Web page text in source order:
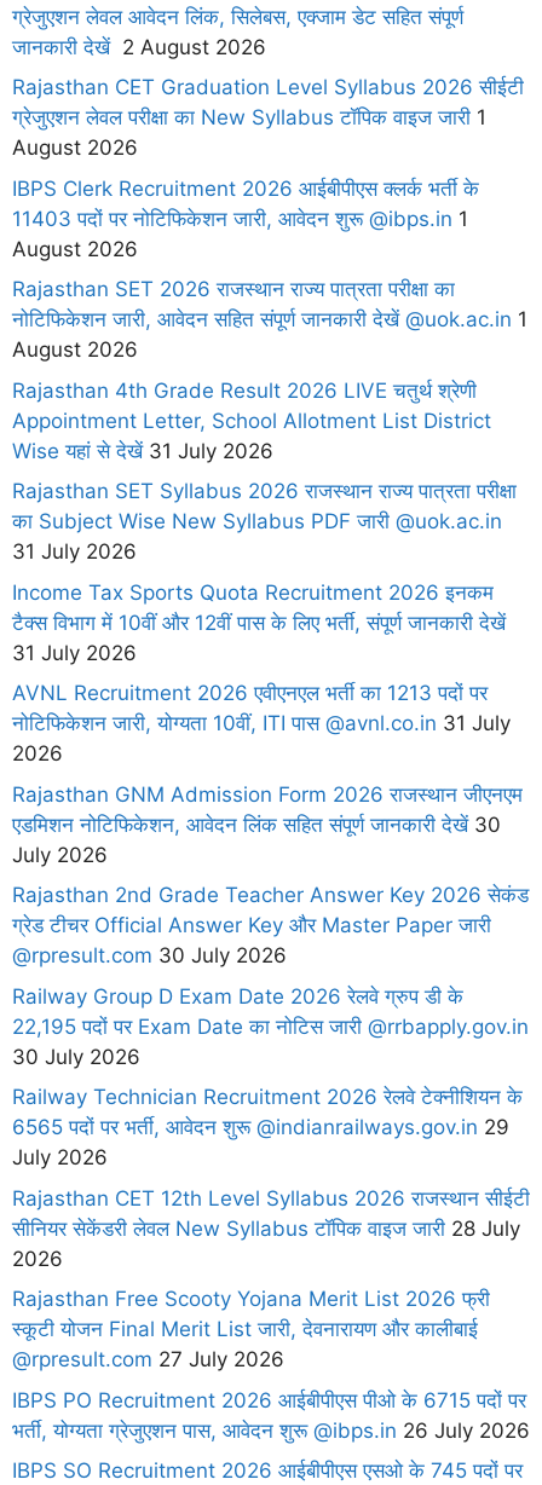
ग्रेजुएशन लेवल आवेदन लिंक, सिलेबस, एक्जाम डेट सहित संपूर्ण
जानकारी देखें 2 August 2026
Rajasthan CET Graduation Level Syllabus 2026 सीईटी
ग्रेजुएशन लेवल परीक्षा का New Syllabus टॉपिक वाइज जारी 1
August 2026
IBPS Clerk Recruitment 2026 आईबीपीएस क्लर्क भर्ती के
11403 पदों पर नोटिफिकेशन जारी, आवेदन शुरू @ibps.in 1
August 2026
Rajasthan SET 2026 राजस्थान राज्य पात्रता परीक्षा का
नोटिफिकेशन जारी, आवेदन सहित संपूर्ण जानकारी देखें @uok.ac.in 1
August 2026
Rajasthan 4th Grade Result 2026 LIVE चतुर्थ श्रेणी
Appointment Letter, School Allotment List District
Wise यहां से देखें31 July 2026
Rajasthan SET Syllabus 2026 राजस्थान राज्य पात्रता परीक्षा
का Subject Wise New Syllabus PDF जारी @uok.ac.in
31 July 2026
Income Tax Sports Quota Recruitment 2026 इनकम
टैक्स विभाग में 10वीं और 12वीं पास के लिए भर्ती, संपूर्ण जानकारी देखें
31 July 2026
AVNL Recruitment 2026 एवीएनएल भर्ती का 1213 पदों पर
नोटिफिकेशन जारी, योग्यता 10वीं, ITI पास @avnl.co.in 31 July
2026
Rajasthan GNM Admission Form 2026 राजस्थान जीएनएम
एडमिशन नोटिफिकेशन, आवेदन लिंक सहित संपूर्ण जानकारी देखें30
July 2026
Rajasthan 2nd Grade Teacher Answer Key 2026 सेकंड
ग्रेड टीचर Official Answer Key और Master Paper जारी
@rpresult.com 30 July 2026
Railway Group D Exam Date 2026 रेलवे ग्रुप डी के
22,195 पदों पर Exam Date का नोटिस जारी @rrbapply.gov.in
30 July 2026
Railway Technician Recruitment 2026 रेलवे टेक्नीशियन के
6565 पदों पर भर्ती, आवेदन शुरू @indianrailways.gov.in 29
July 2026
Rajasthan CET 12th Level Syllabus 2026 राजस्थान सीईटी
सीनियर सेकेंडरी लेवल New Syllabus टॉपिक वाइज जारी 28 July
2026
Rajasthan Free Scooty Yojana Merit List 2026 फ्री
स्कूटी योजन Final Merit List जारी, देवनारायण और कालीबाई
@rpresult.com 27 July 2026
IBPS PO Recruitment 2026 आईबीपीएस पीओ के 6715 पदों पर
भर्ती, योग्यता ग्रेजुएशन पास, आवेदन शुरू @ibps.in 26 July 2026
IBPS SO Recruitment 2026 आईबीपीएस एसओ के 745 पदों पर